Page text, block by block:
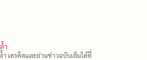
ำ
เครดิตและอ่านข่าวฉบับเต็มได้ที่